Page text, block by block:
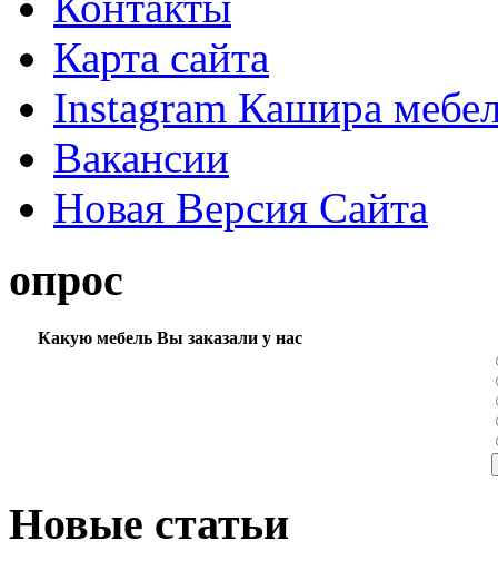
Карта сайта
Instagram Кашира
Вакансии
Новая Версия Сайта
опрос
Какую мебель Вы заказали у нас
Новые статьи